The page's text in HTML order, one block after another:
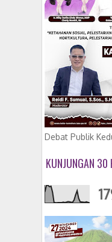
Debat Publik
KUNJUNGAN 30